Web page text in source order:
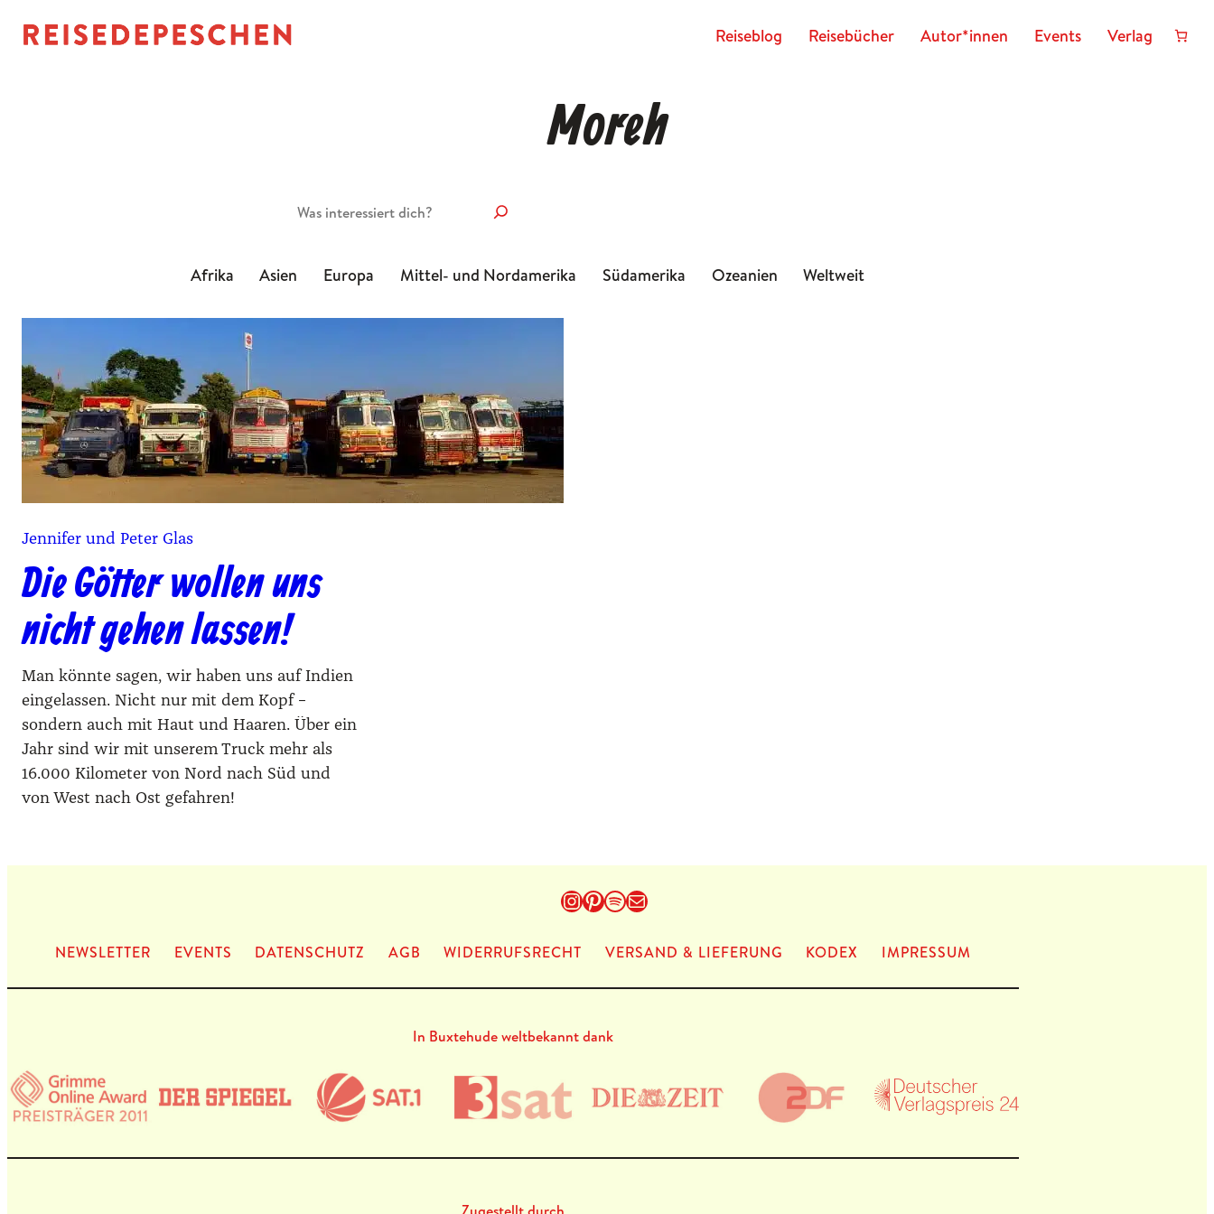
Rei­se­blog Reisebücher Autor*innen Events Verlag
Moreh
Afrika Asien Europa Mittel- und Nordamerika Südamerika Ozeanien Weltweit
Jennifer und Peter Glas
Die Götter wollen uns
nicht gehen lassen!
Man könnte sagen, wir haben uns auf Indien
eingelassen. Nicht nur mit dem Kopf –
sondern auch mit Haut und Haaren. Über ein
Jahr sind wir mit unserem Truck mehr als
16.000 Kilometer von Nord nach Süd und
von West nach Ost gefahren!
Instagram
Pinterest
Spotify
E-Mail
NEWS­LET­TER EVENTS DATEN­SCHUTZ AGB WIDERRUFSRECHT VERSAND & LIEFERUNG KODEX IMPRES­SUM
In Buxtehude weltbekannt dank